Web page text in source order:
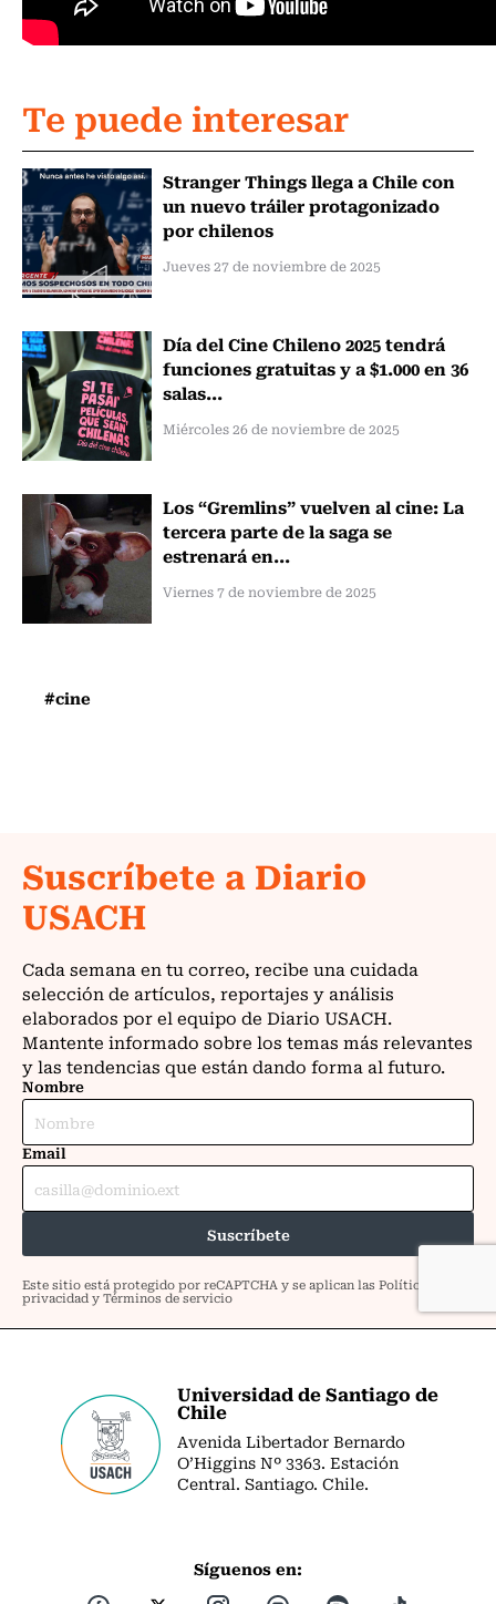
Te puede interesar
Stranger Things llega a Chile con
un nuevo tráiler protagonizado
por chilenos
Jueves 27 de noviembre de 2025
Día del Cine Chileno 2025 tendrá
funciones gratuitas y a $1.000 en 36
salas...
Miércoles 26 de noviembre de 2025
Los “Gremlins” vuelven al cine: La
tercera parte de la saga se
estrenará en...
Viernes 7 de noviembre de 2025
#cine
Universidad de Santiago de
Chile
Avenida Libertador Bernardo
O’Higgins Nº 3363. Estación
Central. Santiago. Chile.
Síguenos en: